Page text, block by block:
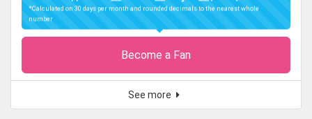
*Calculated on 30 days per month and rounded decimals to the nearest whole
number
Become a Fan
See more